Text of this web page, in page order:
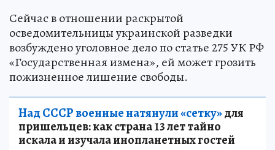
Сейчас в отношении раскрытой
осведомительницы украинской разведки
возбуждено уголовное дело по статье 275 УК РФ
«Государственная измена», ей может грозить
пожизненное лишение свободы.
Над СССР военные натянули «сетку»для
пришельцев: как страна 13 лет тайно
искала и изучала инопланетных гостей